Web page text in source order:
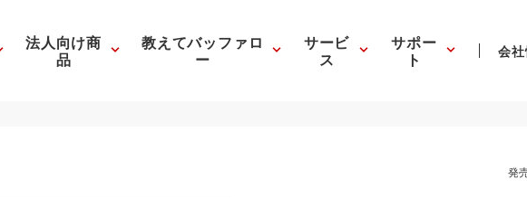
法人向け商
品
教えてバッファロ
ー
サービ
ス
サポー
ト 会
発